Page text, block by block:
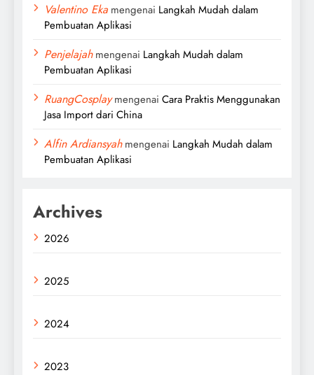
Valentino Eka mengenai Langkah Mudah dalam
Pembuatan Aplikasi
Penjelajahmengenai Langkah Mudah dalam
Pembuatan Aplikasi
RuangCosplaymengenai Cara Praktis Menggunakan
Jasa Import dari China
Alfin Ardiansyahmengenai Langkah Mudah dalam
Pembuatan Aplikasi
Archives
2026
2025
2024
2023